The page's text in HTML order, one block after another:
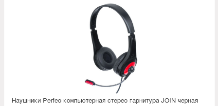
Наушники Perfeo компьютерная стерео гарнитура JOIN черная